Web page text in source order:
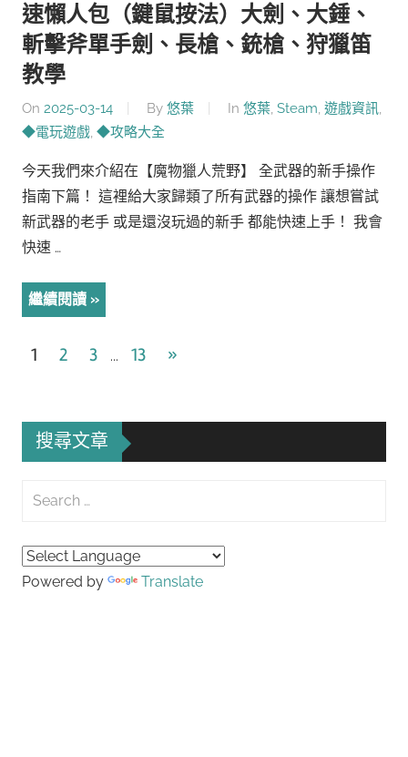
速懶人包（鍵鼠按法）大劍、大錘、
斬擊斧單手劍、長槍、銃槍、狩獵笛
教學
On 2025-03-14 By 悠葉 In 悠葉, Steam, 遊戲資訊,
◆電玩遊戲, ◆攻略大全
今天我們來介紹在【魔物獵人荒野】 全武器的新手操作
指南下篇！ 這裡給大家歸類了所有武器的操作 讓想嘗試
新武器的老手 或是還沒玩過的新手 都能快速上手！ 我會
快速 …
繼續閱讀
文
導
覽
1 2 3 ... 13
Next
»
搜尋文章
Search
Powered by Translate